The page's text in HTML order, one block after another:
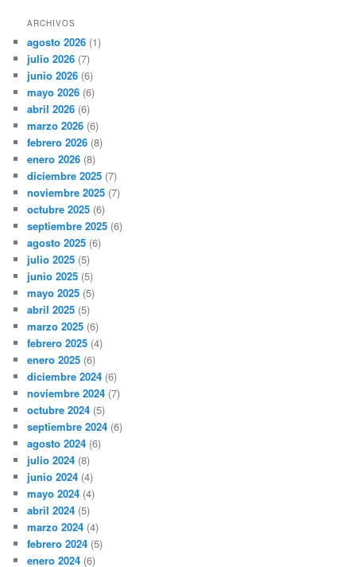
ARCHIVOS
agosto 2026 (1)
julio 2026 (7)
junio 2026 (6)
mayo 2026 (6)
abril 2026 (6)
marzo 2026 (6)
febrero 2026 (8)
enero 2026 (8)
diciembre 2025 (7)
noviembre 2025 (7)
octubre 2025 (6)
septiembre 2025 (6)
agosto 2025 (6)
julio 2025 (5)
junio 2025 (5)
mayo 2025 (5)
abril 2025 (5)
marzo 2025 (6)
febrero 2025 (4)
enero 2025 (6)
diciembre 2024 (6)
noviembre 2024 (7)
octubre 2024 (5)
septiembre 2024 (6)
agosto 2024 (6)
julio 2024 (8)
junio 2024 (4)
mayo 2024 (4)
abril 2024 (5)
marzo 2024 (4)
febrero 2024 (5)
enero 2024 (6)